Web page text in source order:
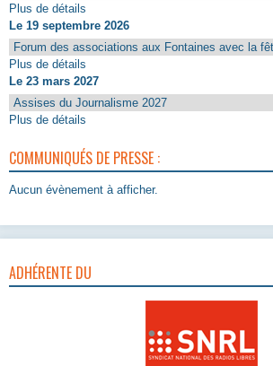
Plus de détails
Le 19 septembre 2026
Forum des associations aux Fontaines avec la
Plus de détails
Le 23 mars 2027
Assises du Journalisme 2027
Plus de détails
COMMUNIQUÉS DE PRESSE :
Aucun évènement à afficher.
ADHÉRENTE DU